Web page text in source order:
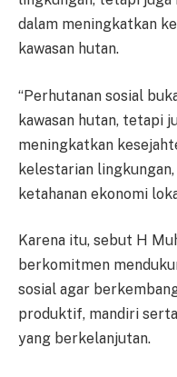
dalam meningkatkan
kawasan hutan.
“Perhutanan sosial
kawasan hutan, tetapi
meningkatkan
kelestarian
ketahanan ekonomi
Karena itu, sebut H
berkomitmen
sosial agar
produktif, mandiri
yang berkelanjutan.